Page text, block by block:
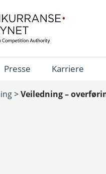
Presse Karriere
>Veiledning –